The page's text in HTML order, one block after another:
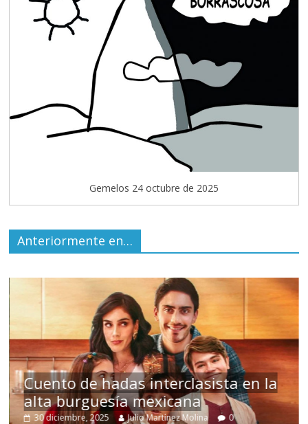
Gemelos 24 octubre de 2025
Anteriormente en…
Cuento de hadas interclasista en la
alta burguesía mexicana
30 diciembre, 2025 Julio Martínez Molina 0